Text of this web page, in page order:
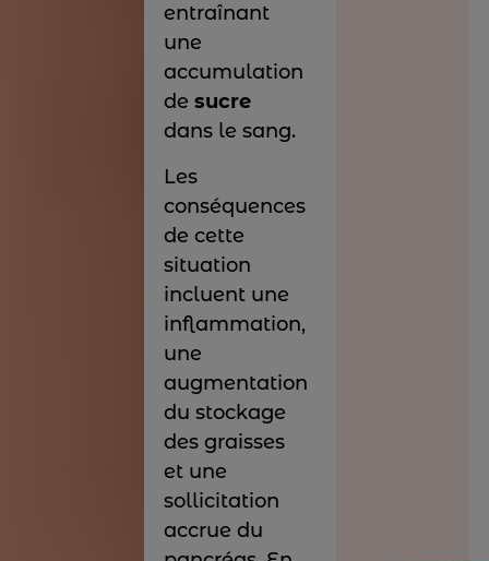
entraînant
une
accumulation
desucre
dans le sang.
Les
conséquences
de cette
situation
incluent une
inflammation,
une
augmentation
du stockage
des graisses
et une
sollicitation
accrue du